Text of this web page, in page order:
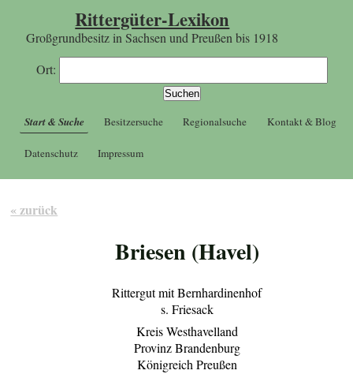
Rittergüter-Lexikon
Großgrundbesitz in Sachsen und Preußen bis 1918
Ort:
Start & Suche Besitzersuche Regionalsuche Kontakt & Blog
Datenschutz Impressum
« zurück
Briesen (Havel)
Rittergut mit Bernhardinenhof
s. Friesack
Kreis Westhavelland
Provinz Brandenburg
Königreich Preußen